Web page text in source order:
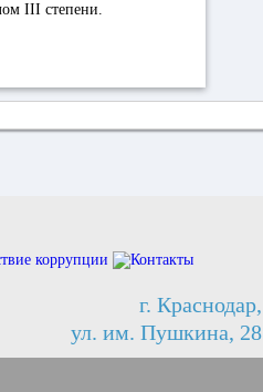
III степени.
г. Краснодар,
ул. им. Пушкина, 28